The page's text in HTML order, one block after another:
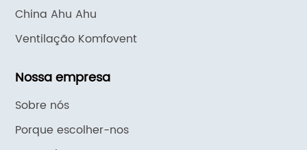
China Ahu Ahu
Ventilação Komfovent
Nossa empresa
Sobre nós
Porque escolher-nos